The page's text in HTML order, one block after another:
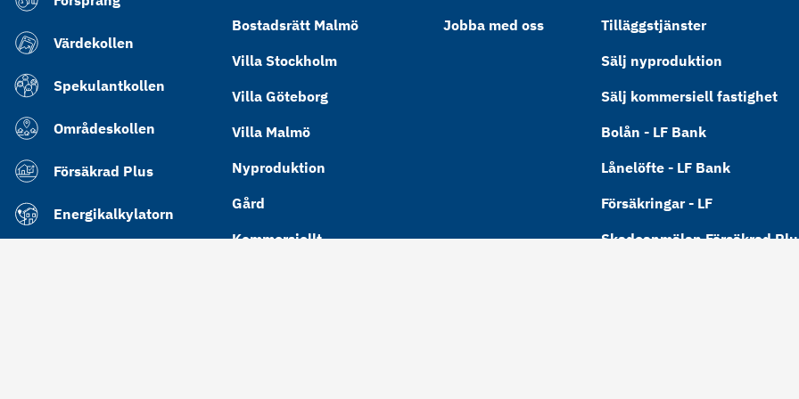
Värdekollen
Spekulantkollen
Områdeskollen
Försäkrad Plus
Energikalkylatorn
Bostadsrätt Malmö
Villa Stockholm
Villa Göteborg
Villa Malmö
Nyproduktion
Gård
Kommersiellt
Jobba med oss
Tilläggstjänster
Sälj nyproduktion
Sälj kommersiell fastighet
Bolån - LF Bank
Lånelöfte - LF Bank
Försäkringar - LF
Skadeanmälan Försäkrad